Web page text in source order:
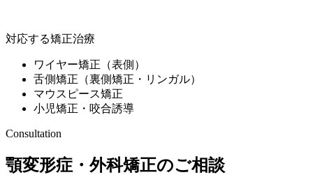
対応する矯正治療
ワイヤー矯正（表側）
舌側矯正（裏側矯正・リンガル）
マウスピース矯正
小児矯正・咬合誘導
Consultation
顎変形症・外科矯正のご相談